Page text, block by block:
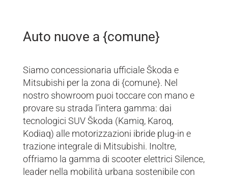
Auto nuove a {comune}
Siamo concessionaria ufficiale Škoda e
Mitsubishi per la zona di {comune}. Nel
nostro showroom puoi toccare con mano e
provare su strada l’intera gamma: dai
tecnologici SUV Škoda (Kamiq, Karoq,
Kodiaq) alle motorizzazioni ibride plug-in e
trazione integrale di Mitsubishi. Inoltre,
offriamo la gamma di scooter elettrici Silence,
leader nella mobilità urbana sostenibile con